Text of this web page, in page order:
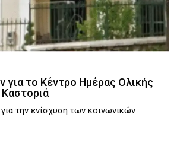
για το Κέντρο Ημέρας Ολικής
την ενίσχυση των κοινωνικών